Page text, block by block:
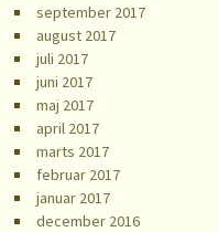
september 2017
august 2017
juli 2017
juni 2017
maj 2017
april 2017
marts 2017
februar 2017
januar 2017
december 2016